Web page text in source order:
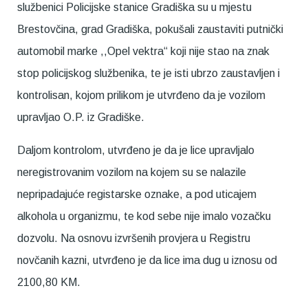
službenici Policijske stanice Gradiška su u mjestu
Brestovčina, grad Gradiška, pokušali zaustaviti putnički
automobil marke ,,Opel vektra“ koji nije stao na znak
stop policijskog službenika, te je isti ubrzo zaustavljen i
kontrolisan, kojom prilikom je utvrđeno da je vozilom
upravljao O.P. iz Gradiške.
Daljom kontrolom, utvrđeno je da je lice upravljalo
neregistrovanim vozilom na kojem su se nalazile
nepripadajuće registarske oznake, a pod uticajem
alkohola u organizmu, te kod sebe nije imalo vozačku
dozvolu. Na osnovu izvršenih provjera u Registru
novčanih kazni, utvrđeno je da lice ima dug u iznosu od
2100,80 KM.